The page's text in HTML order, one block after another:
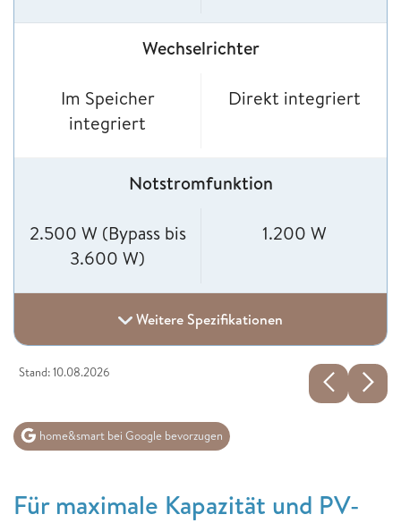
Wechselrichter
Im Speicher
integriert
Direkt integriert
Notstromfunktion
2.500 W (Bypass bis
3.600 W)
1.200 W
Weitere Spezifikationen
Stand: 10.08.2026
home&smart bei Google bevorzugen
Für maximale Kapazität und PV-